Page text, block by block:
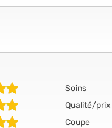
Soins
Qualité/prix
Coupe